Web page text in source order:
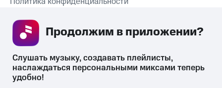
СКАЧАТЬ ПРИЛОЖЕНИЕ
Слушать музыку, создавать плейлисты,
наслаждаться персональными миксами теперь
удобно!